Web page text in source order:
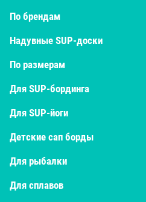
По брендам
Надувные SUP-доски
По размерам
Для SUP-бординга
Для SUP-йоги
Детские сап борды
Для рыбалки
Для сплавов